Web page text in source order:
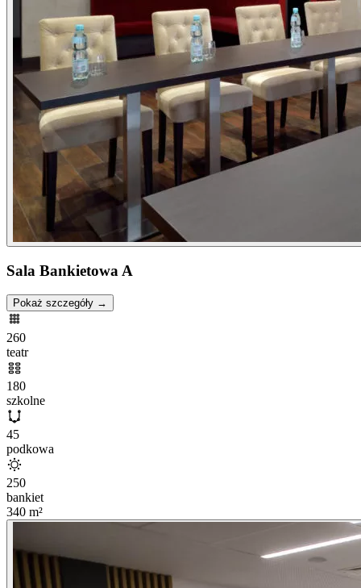
Sala Bankietowa A
Pokaż szczegóły →
260
teatr
180
szkolne
45
podkowa
250
bankiet
340 m²